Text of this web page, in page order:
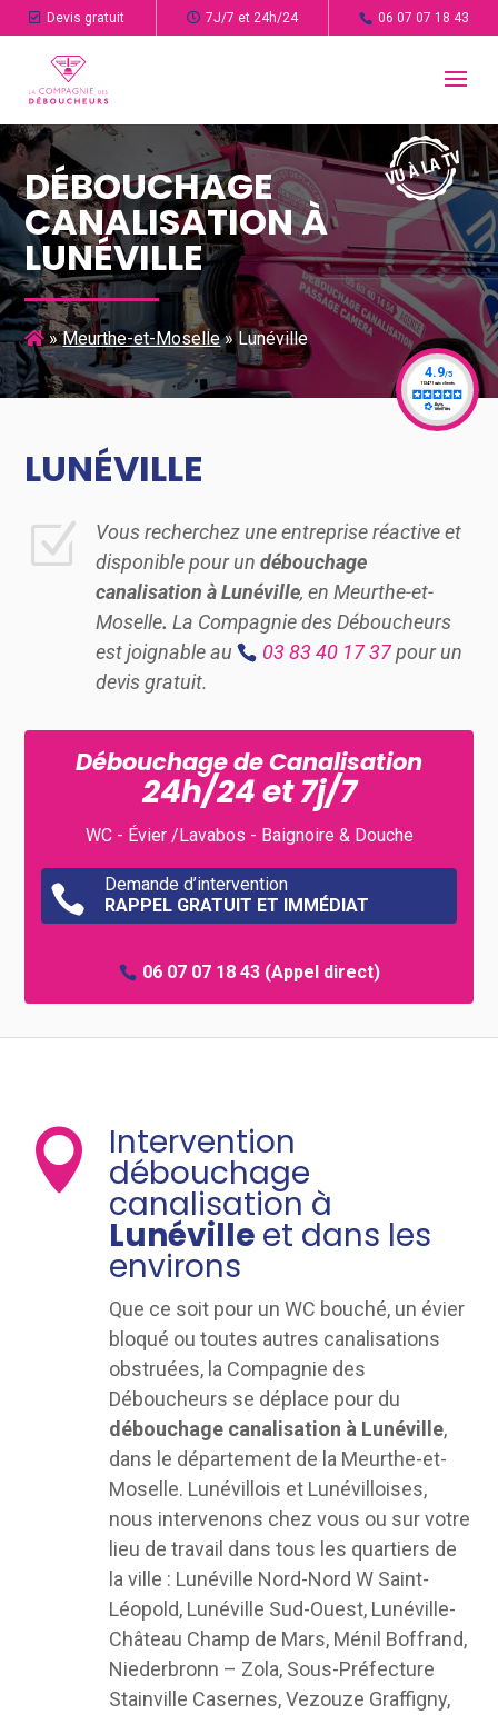
Devis gratuit 7J/7 et 24h/24 06 07 07 18 43
DÉBOUCHAGE
CANALISATION À
LUNÉVILLE
»Meurthe-et-Moselle»Lunéville
LUNÉVILLE
Z
Vous recherchez une entreprise réactive et
disponible pour undébouchage
canalisation à Lunéville, en Meurthe-et-
Moselle.La Compagnie des Déboucheurs
est joignable au
03 83 40 17 37pour un
devis gratuit.
Débouchage de Canalisation
24h/24 et 7j/7
WC - Évier /Lavabos - Baignoire & Douche

Demande d’intervention
RAPPEL GRATUIT ET IMMÉDIAT
06 07 07 18 43(Appel direct)
 Intervention
débouchage
canalisation à
Lunéville et dans les
environs
Que ce soit pour un WC bouché, un évier
bloqué ou toutes autres canalisations
obstruées, la Compagnie des
Déboucheurs se déplace pour du
débouchage canalisation à Lunéville,
dans le département de la Meurthe-et-
Moselle. Lunévillois et Lunévilloises,
nous intervenons chez vous ou sur votre
lieu de travail dans tous les quartiers de
la ville : Lunéville Nord-Nord W Saint-
Léopold, Lunéville Sud-Ouest, Lunéville-
Château Champ de Mars, Ménil Boffrand,
Niederbronn – Zola, Sous-Préfecture
Stainville Casernes, Vezouze Graffigny,